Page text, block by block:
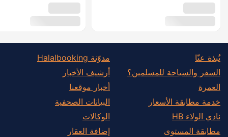
نُبذة عنّا
السفر والسياحة للمسلمين؟
العمرة
خدمة مطابقة الأسعار
نادي الولاء HB
مطابقة المستوى
مدوّنة Halalbooking
أرشيف الأخبار
أخبار موقعنا
البيانات الصحفية
الوكالات
إضافة العقار